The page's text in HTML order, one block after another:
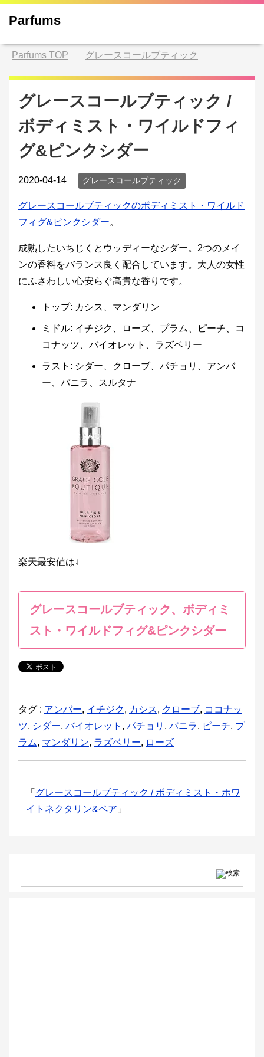
Parfums
Parfums TOP グレースコールブティック
グレースコールブティック /
ボディミスト・ワイルドフィ
グ&ピンクシダー
2020-04-14 グレースコールブティック
グレースコールブティックのボディミスト・ワイルド
フィグ&ピンクシダー。
成熟したいちじくとウッディーなシダー。2つのメイ
ンの香料をバランス良く配合しています。大人の女性
にふさわしい心安らぐ高貴な香りです。
トップ: カシス、マンダリン
ミドル: イチジク、ローズ、プラム、ピーチ、コ
コナッツ、バイオレット、ラズベリー
ラスト: シダー、クローブ、パチョリ、アンバ
ー、バニラ、スルタナ
楽天最安値は↓
グレースコールブティック、ボディミ
スト・ワイルドフィグ&ピンクシダー
タグ : アンバー, イチジク, カシス, クローブ, ココナッ
ツ, シダー, バイオレット , パチョリ , バニラ, ピーチ, プ
ラム, マンダリン, ラズベリー, ローズ
「 グレースコールブティック / ボディミスト・ホワ
イトネクタリン&ペア 」